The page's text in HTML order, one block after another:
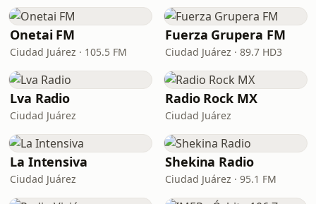
Onetai FM
Ciudad Juárez · 105.5 FM
Fuerza Grupera FM
Ciudad Juárez · 89.7 HD3
Lva Radio
Ciudad Juárez
Radio Rock MX
Ciudad Juárez
La Intensiva
Ciudad Juárez
Shekina Radio
Ciudad Juárez · 95.1 FM